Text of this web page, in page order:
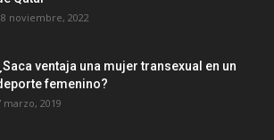
noviembre, 2022
ventaja una mujer transexual en un
femenino?
marzo, 2019